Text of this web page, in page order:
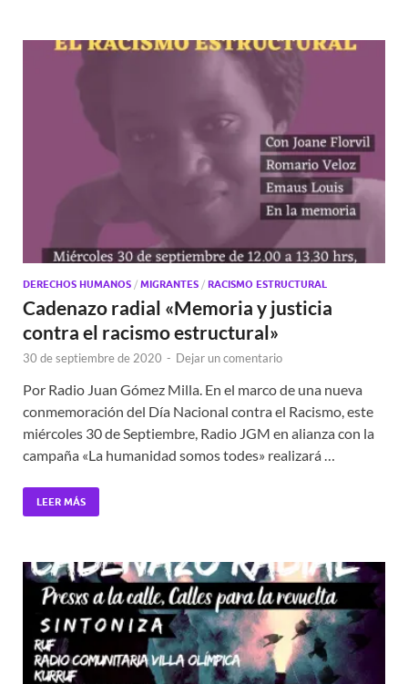
DERECHOS HUMANOS / MIGRANTES / RACISMO ESTRUCTURAL
Cadenazo radial «Memoria y justicia
contra el racismo estructural»
30 de septiembre de 2020 - Dejar un comentario
Por Radio Juan Gómez Milla. En el marco de una nueva
conmemoración del Día Nacional contra el Racismo, este
miércoles 30 de Septiembre, Radio JGM en alianza con la
campaña «La humanidad somos todes» realizará …
LEER MÁS